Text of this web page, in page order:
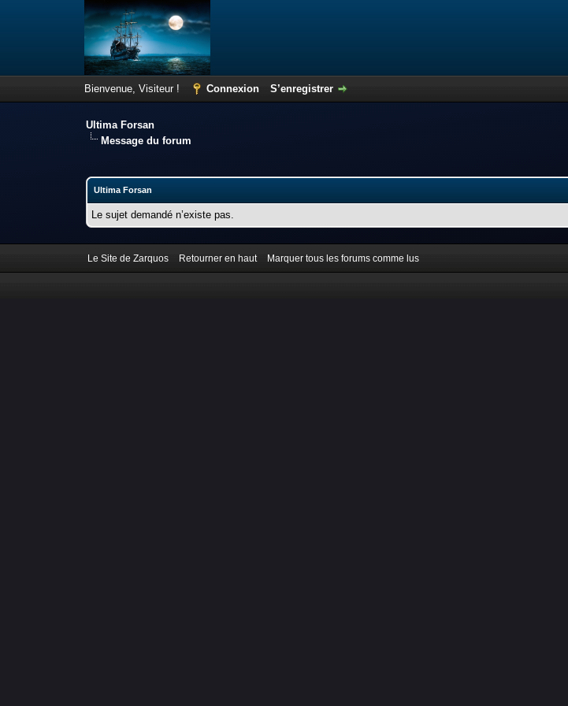
Bienvenue, Visiteur ! Connexion S’enregistrer
Ultima Forsan
Message du forum
Ultima Forsan
Le sujet demandé n’existe pas.
Le Site de Zarquos Retourner en haut Marquer tous les forums comme lus